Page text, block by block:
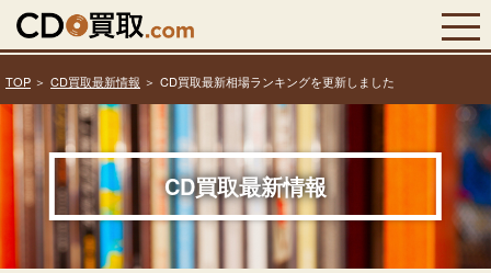
TOP CD買取最新情報 CD買取最新相場ランキングを更新しました
CD買取最新情報